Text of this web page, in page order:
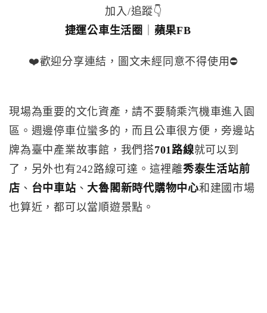
加入/追蹤👇
捷運公車生活圈
蘋果FB
❤️歡迎分享連結，圖文未經同意不得使用⛔️
現場為重要的文化資產，請不要騎乘汽機車進入園
區。週邊停車位蠻多的，而且公車很方便，旁邊站
牌為臺中產業故事館，我們搭701路線就可以到
了，另外也有242路線可達。這裡離秀泰生活站前
店 、 台中車站 、 大魯閣新時代購物中心和建國市場
也算近，都可以當順遊景點。